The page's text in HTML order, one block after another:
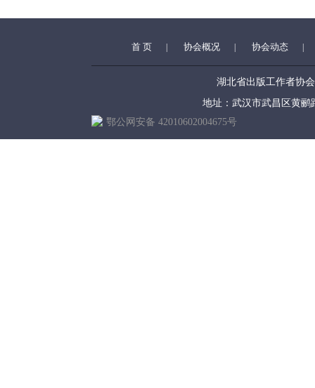
首 页 | 协会概况 | 协会动态 |
湖北省出版工作者协
地址：武汉市武昌区黄
鄂公网安备 42010602004675号